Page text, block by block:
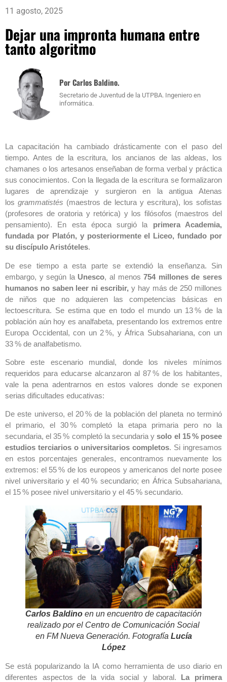
11 agosto, 2025
Dejar una impronta humana entre
tanto algoritmo
Por Carlos Baldino.
Secretario de Juventud de la UTPBA. Ingeniero en
informática.
La capacitación ha cambiado drásticamente con el paso del
tiempo. Antes de la escritura, los ancianos de las aldeas, los
chamanes o los artesanos enseñaban de forma verbal y práctica
sus conocimientos. Con la llegada de la escritura se formalizaron
lugares de aprendizaje y surgieron en la antigua Atenas
los grammatistés (maestros de lectura y escritura), los sofistas
(profesores de oratoria y retórica) y los filósofos (maestros del
pensamiento). En esta época surgió la primera Academia,
fundada por Platón, y posteriormente el Liceo, fundado por
su discípulo Aristóteles.
De ese tiempo a esta parte se extendió la enseñanza. Sin
embargo, y según la Unesco, al menos 754 millones de seres
humanos no saben leer ni escribir, y hay más de 250 millones
de niños que no adquieren las competencias básicas en
lectoescritura. Se estima que en todo el mundo un 13 % de la
población aún hoy es analfabeta, presentando los extremos entre
Europa Occidental, con un 2 %, y África Subsahariana, con un
33 % de analfabetismo.
Sobre este escenario mundial, donde los niveles mínimos
requeridos para educarse alcanzaron al 87 % de los habitantes,
vale la pena adentrarnos en estos valores donde se exponen
serias dificultades educativas:
De este universo, el 20 % de la población del planeta no terminó
el primario, el 30 % completó la etapa primaria pero no la
secundaria, el 35 % completó la secundaria ysolo el 15 % posee
estudios terciarios o universitarios completos. Si ingresamos
en estos porcentajes generales, encontramos nuevamente los
extremos: el 55 % de los europeos y americanos del norte posee
nivel universitario y el 40 % secundario; en África Subsahariana,
el 15 % posee nivel universitario y el 45 % secundario.
Carlos Baldino en un encuentro de capacitación
realizado por el Centro de Comunicación Social
en FM Nueva Generación. Fotografía Lucía
López
Se está popularizando la IA como herramienta de uso diario en
diferentes aspectos de la vida social y laboral.
La primera